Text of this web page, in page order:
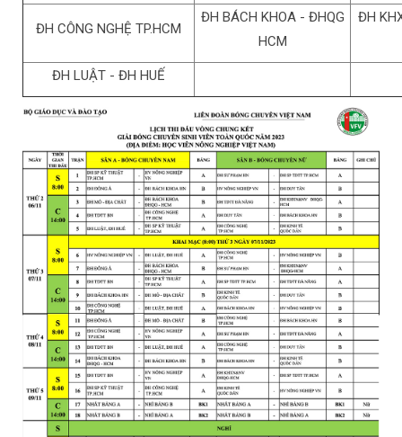
ĐH CÔNG NGHỆ TP.HCM
ĐH BÁCH KHOA - ĐHQG
HCM
ĐH
ĐH LUẬT - ĐH HUẾ